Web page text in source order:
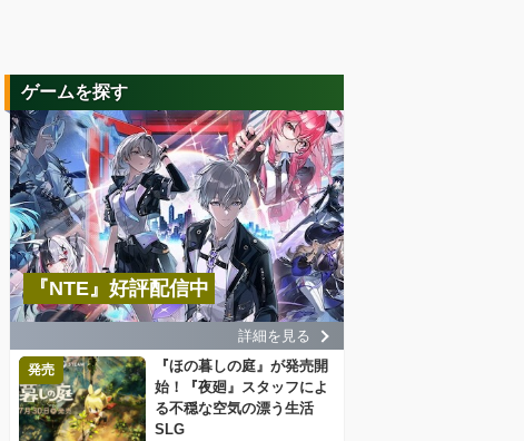
ゲームを探す
『NTE』好評配信中
詳細を見る
発売
『ほの暮しの庭』が発売開
始！『夜廻』スタッフによ
る不穏な空気の漂う生活
SLG